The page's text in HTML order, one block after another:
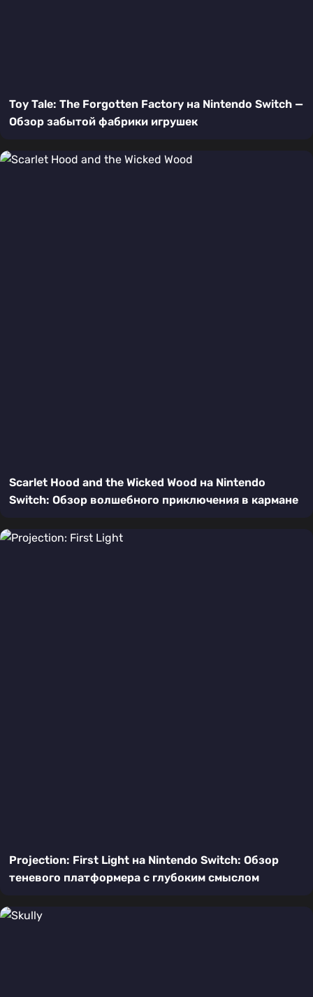
Toy Tale: The Forgotten Factory на Nintendo Switch —
Обзор забытой фабрики игрушек
Scarlet Hood and the Wicked Wood на Nintendo
Switch: Обзор волшебного приключения в кармане
Projection: First Light на Nintendo Switch: Обзор
теневого платформера с глубоким смыслом